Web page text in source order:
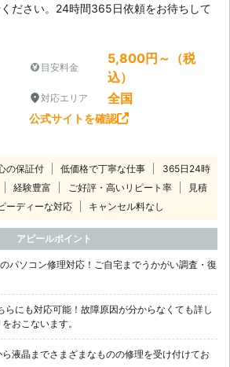
ださい。24時間365日依頼をお待ちして
目安料金
5,800円～（税
込）
対応エリア 全国
公式サイトを確認
の保証付 低価格で丁寧な仕事
365日24時
経験豊富 ご好評・高いリピート率
見積
ーディーな対応 キャンセル料なし
アピールポイント
パソコン修理対応！ご自宅までうかがい調査・復
にも対応可能！故障原因が分からなくても詳し
おこないます。
液晶までさまざまなものの修理を受け付けてお